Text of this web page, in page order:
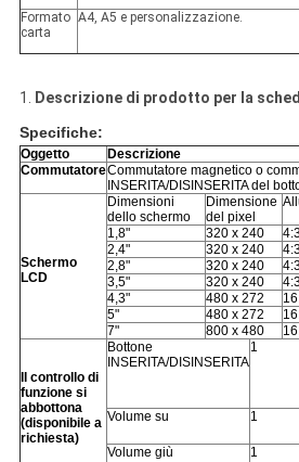
Formato
carta
A4, A5 e personalizzazione.
1. Descrizione di prodotto per la
Specifiche:
Oggetto Descrizione
CommutatoreCommutatore magnetico o
INSERITA/DISINSERITA del
Schermo
LCD
Dimensioni
dello schermo
Dimensione
del pixel
1,8" 320 x 240
2,4"
320 x 240
2,8"
320 x 240
3,5"
320 x 240
4,3"
480 x 272
5"
480 x 272
7"
800 x 480
Il controllo di
funzione si
abbottona
(disponibile a
richiesta)
Bottone
INSERITA/DISINSERITA
1
Volume su 1
Volume giù 1